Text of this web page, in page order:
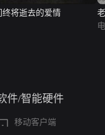
终将逝去的爱情
件/智能硬件
移动客户端